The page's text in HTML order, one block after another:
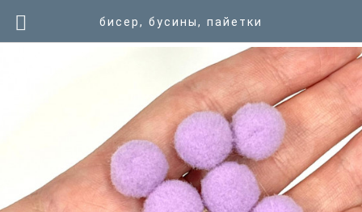
бисер, бусины, пайетки